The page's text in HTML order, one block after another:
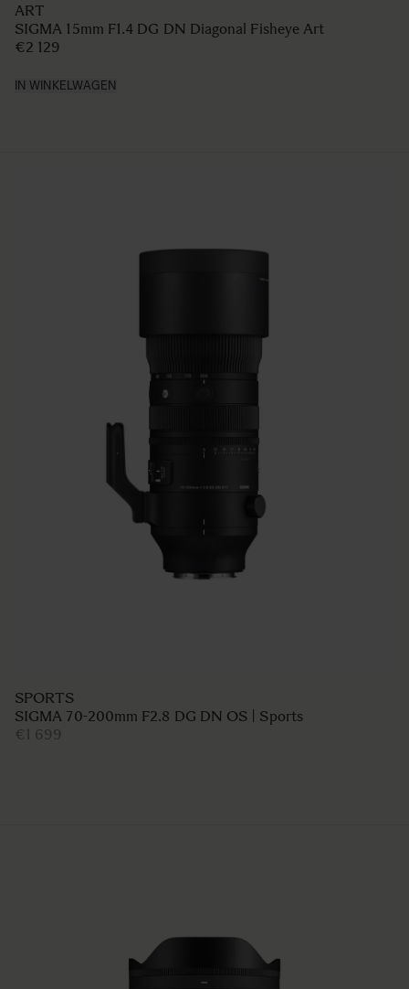
ART
SIGMA 15mm F1.4 DG DN Diagonal Fisheye Art
€2 129
IN WINKELWAGEN
SPORTS
SIGMA 70-200mm F2.8 DG DN OS | Sports
€1 699